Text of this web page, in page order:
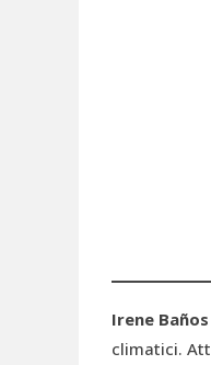
Irene Baños
climatici.